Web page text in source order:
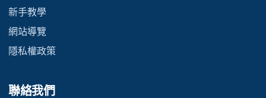
新手教學
網站導覽
隱私權政策
聯絡我們